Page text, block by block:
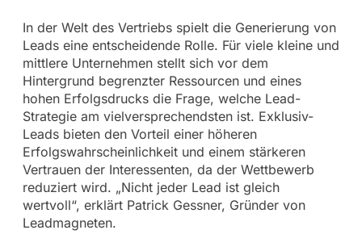
In der Welt des Vertriebs spielt die Generierung von
Leads eine entscheidende Rolle. Für viele kleine und
mittlere Unternehmen stellt sich vor dem
Hintergrund begrenzter Ressourcen und eines
hohen Erfolgsdrucks die Frage, welche Lead-
Strategie am vielversprechendsten ist. Exklusiv-
Leads bieten den Vorteil einer höheren
Erfolgswahrscheinlichkeit und einem stärkeren
Vertrauen der Interessenten, da der Wettbewerb
reduziert wird. „Nicht jeder Lead ist gleich
wertvoll“, erklärt Patrick Gessner, Gründer von
Leadmagneten.